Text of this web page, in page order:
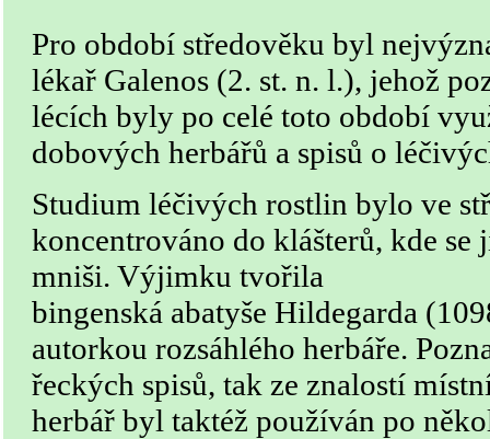
Pro období středověku byl
lékař Galenos (2. st. n. l.), jehož
lécích byly po celé toto období
dobových herbářů a spisů o
Studium léčivých rostlin bylo ve
koncentrováno do klášterů, kde
mniši. Výjimku tvořila
bingenská abatyše Hildegarda
autorkou rozsáhlého herbáře.
řeckých spisů, tak ze znalostí
herbář byl taktéž používán po